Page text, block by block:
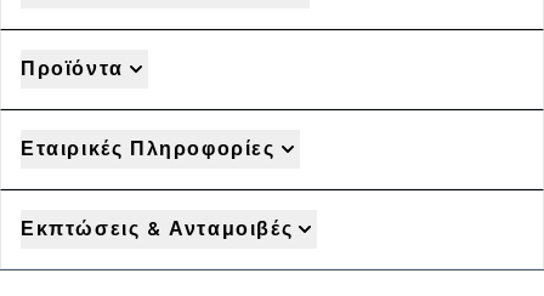
Προϊόντα
Εταιρικές Πληροφορίες
Εκπτώσεις & Ανταμοιβές